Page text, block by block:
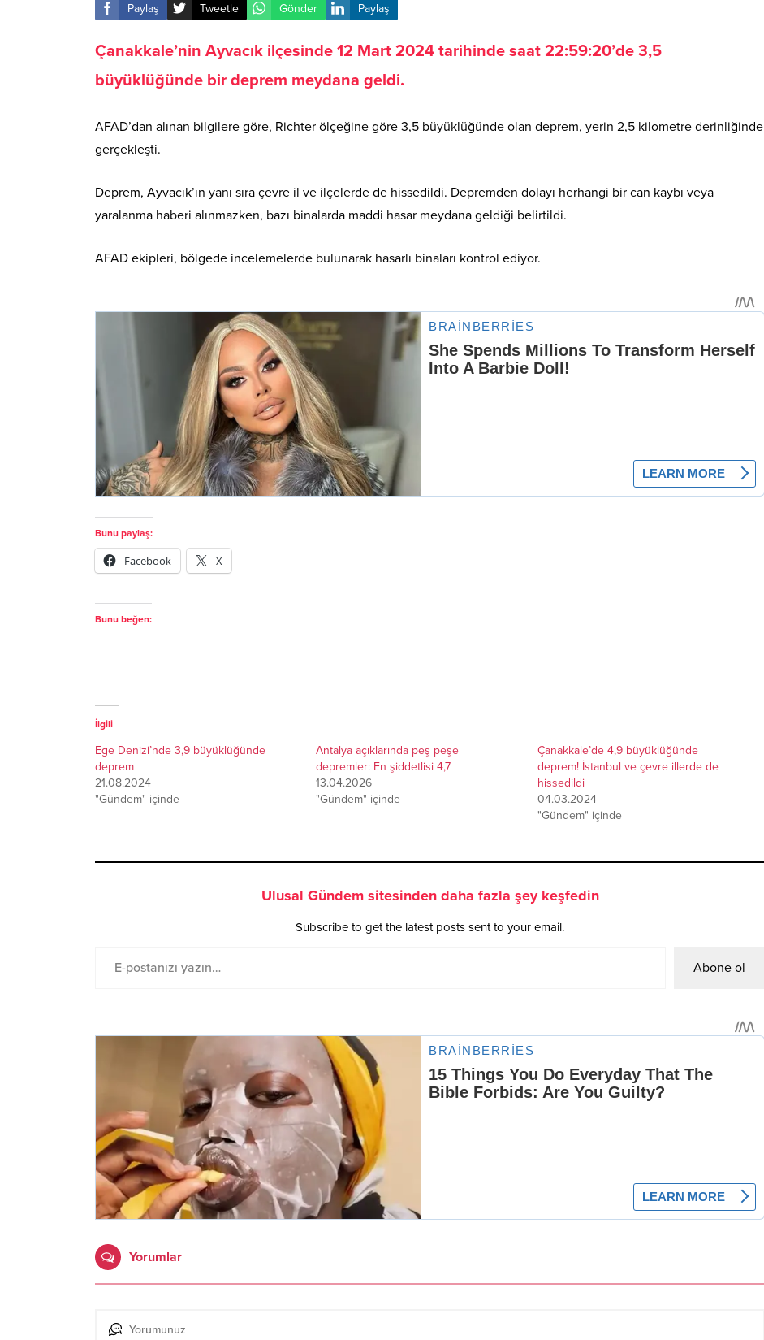
Paylaş Tweetle Gönder Paylaş
Çanakkale’nin Ayvacık ilçesinde 12 Mart 2024 tarihinde saat 22:59:20’de 3,5
büyüklüğünde bir deprem meydana geldi.
AFAD’dan alınan bilgilere göre, Richter ölçeğine göre 3,5 büyüklüğünde olan deprem, yerin 2,5 kilometre derinliğinde
gerçekleşti.
Deprem, Ayvacık’ın yanı sıra çevre il ve ilçelerde de hissedildi. Depremden dolayı herhangi bir can kaybı veya
yaralanma haberi alınmazken, bazı binalarda maddi hasar meydana geldiği belirtildi.
AFAD ekipleri, bölgede incelemelerde bulunarak hasarlı binaları kontrol ediyor.
Bunu paylaş:
Facebook X
Bunu beğen:
İlgili
Ege Denizi’nde 3,9 büyüklüğünde
deprem
21.08.2024
"Gündem" içinde
Antalya açıklarında peş peşe
depremler: En şiddetlisi 4,7
13.04.2026
"Gündem" içinde
Çanakkale’de 4,9 büyüklüğünde
deprem! İstanbul ve çevre illerde de
hissedildi
04.03.2024
"Gündem" içinde
Ulusal Gündem sitesinden daha fazla şey keşfedin
Subscribe to get the latest posts sent to your email.
Abone ol
Yorumlar